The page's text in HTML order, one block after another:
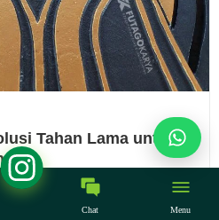
Tahan Lama untuk
besi cor adalah
Meskipun sering kali
Chat Menu